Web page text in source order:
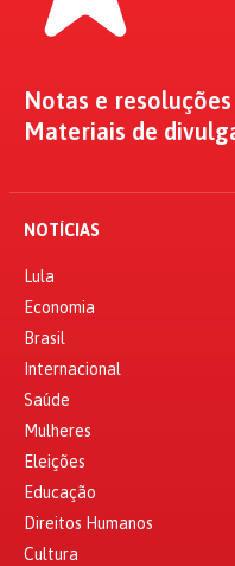
Notas e resoluções
Materiais de
NOTÍCIAS
Lula
Economia
Brasil
Internacional
Saúde
Mulheres
Eleições
Educação
Direitos Humanos
Cultura